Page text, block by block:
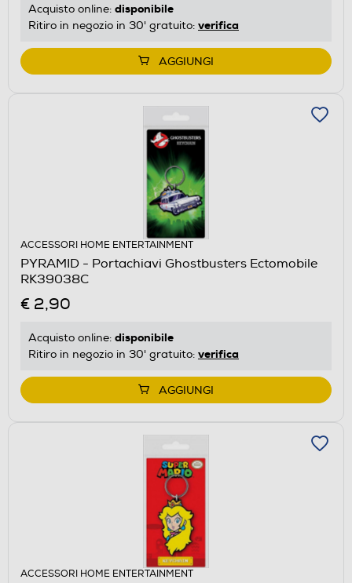
Acquisto online: disponibile
Ritiro in negozio in 30' gratuito: verifica
AGGIUNGI
ACCESSORI HOME ENTERTAINMENT
PYRAMID - Portachiavi Ghostbusters Ectomobile
RK39038C
€ 2,90
Acquisto online: disponibile
Ritiro in negozio in 30' gratuito: verifica
AGGIUNGI
ACCESSORI HOME ENTERTAINMENT